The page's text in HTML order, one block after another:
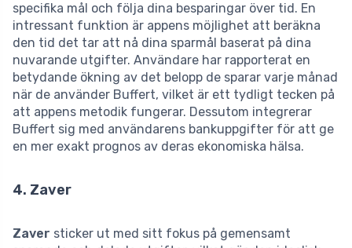
specifika mål och följa dina besparingar över tid. En
intressant funktion är appens möjlighet att beräkna
den tid det tar att nå dina sparmål baserat på dina
nuvarande utgifter. Användare har rapporterat en
betydande ökning av det belopp de sparar varje månad
när de använder Buffert, vilket är ett tydligt tecken på
att appens metodik fungerar. Dessutom integrerar
Buffert sig med användarens bankuppgifter för att ge
en mer exakt prognos av deras ekonomiska hälsa.
4. Zaver
Zaver sticker ut med sitt fokus på gemensamt